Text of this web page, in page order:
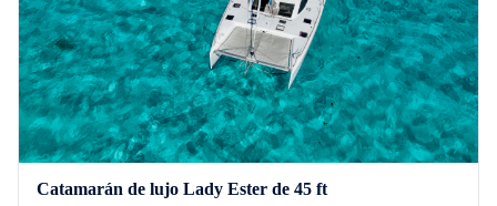
Catamarán de lujo Lady Ester de 45 ft